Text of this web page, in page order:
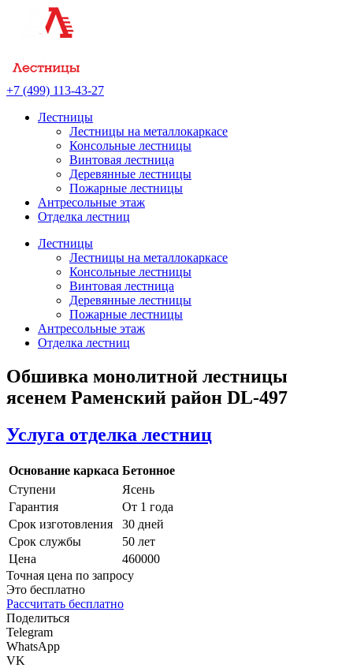
+7 (499) 113-43-27
Лестницы
Лестницы на металлокаркасе
Консольные лестницы
Винтовая лестница
Деревянные лестницы
Пожарные лестницы
Антресольные этаж
Отделка лестниц
Лестницы
Лестницы на металлокаркасе
Консольные лестницы
Винтовая лестница
Деревянные лестницы
Пожарные лестницы
Антресольные этаж
Отделка лестниц
Обшивка монолитной лестницы
ясенем Раменский район DL-497
Услуга отделка лестниц
Основание каркаса Бетонное
Ступени
Ясень
Гарантия
От 1 года
Срок изготовления
30 дней
Срок службы
50 лет
Цена
460000
Точная цена по запросу
Это бесплатно
Рассчитать бесплатно
Поделиться
Telegram
WhatsApp
VK